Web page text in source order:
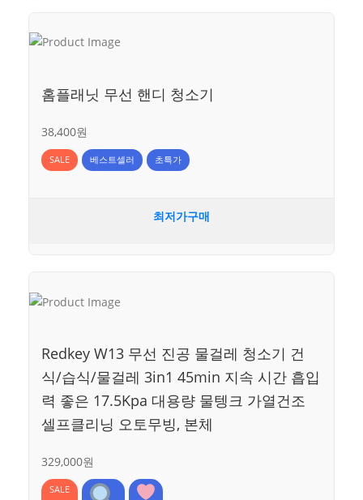
홈플래닛 무선 핸디 청소기
38,400원
SALE 베스트셀러 초특가
최저가구매
Redkey W13 무선 진공 물걸레 청소기 건
식/습식/물걸레 3in1 45min 지속 시간 흡입
력 좋은 17.5Kpa 대용량 물텡크 가열건조
셀프클리닝 오토무빙, 본체
329,000원
SALE